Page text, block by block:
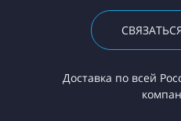
Доставка по всей